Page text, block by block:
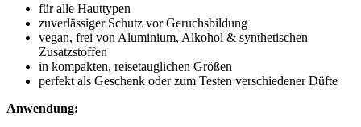
für alle Hauttypen
zuverlässiger Schutz vor Geruchsbildung
vegan, frei von Aluminium, Alkohol & synthetischen
Zusatzstoffen
in kompakten, reisetauglichen Größen
perfekt als Geschenk oder zum Testen verschiedener Düfte
Anwendung: